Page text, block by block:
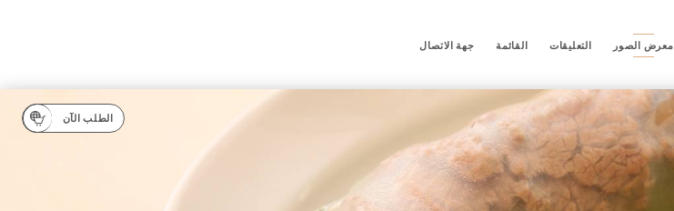
معرض الصور التعليقات القائمة جهة الاتصال
الطلب الآن